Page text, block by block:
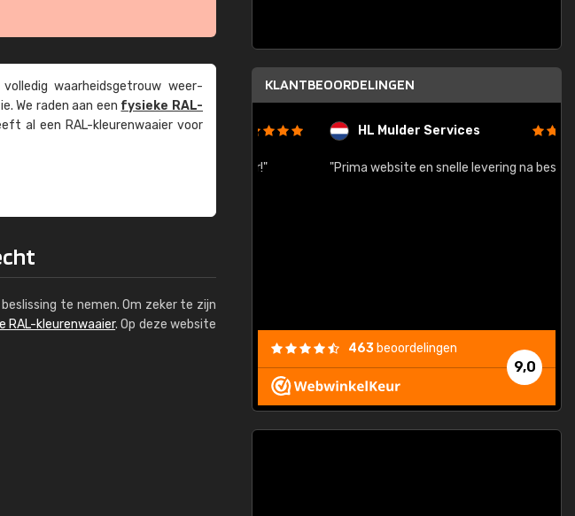
waarheids­­getrouw weer­
We raden aan een fysieke RAL-
al een RAL-kleuren­waaier voor
te nemen. Om zeker te zijn
RAL-kleurenwaaier. Op deze website
KLANTBEOORDELINGEN
Kambier BV HL Mulder Services
"Prima website en snelle levering na bestelling"
9,0
463 beoordelingen